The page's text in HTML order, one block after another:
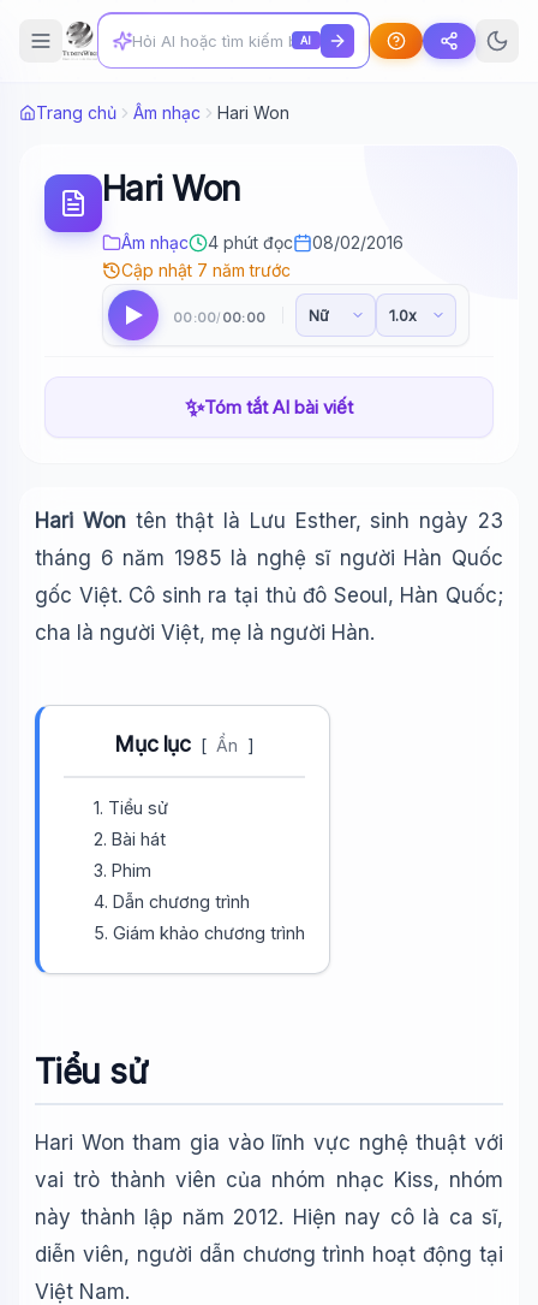
AI
Trang chủ Âm nhạc Hari Won
Hari Won
Âm nhạc 4 phút đọc
08/02/2016
Cập nhật 7 năm trước
00:00/ 00:00
✨Tóm tắt AI bài viết
Hari Wontên thật là Lưu Esther, sinh ngày 23
tháng 6 năm 1985 là nghệ sĩ người Hàn Quốc
gốc Việt. Cô sinh ra tại thủ đô Seoul, Hàn Quốc;
cha là người Việt, mẹ là người Hàn.
Mục lục [ Ẩn ]
1. Tiểu sử
2. Bài hát
3. Phim
4. Dẫn chương trình
5. Giám khảo chương trình
Tiểu sử
Hari Won tham gia vào lĩnh vực nghệ thuật với
vai trò thành viên của nhóm nhạc Kiss, nhóm
này thành lập năm 2012. Hiện nay cô là ca sĩ,
diễn viên, người dẫn chương trình hoạt động tại
Việt Nam.